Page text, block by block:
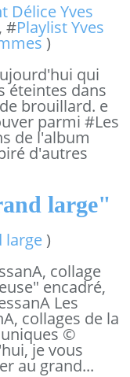
Délice Yves
, #Playlist Yves
)
qui
éteintes dans
brouillard. e
parmi #Les
de l'album
d'autres
large"
large )
collage
encadré,
Les
collages de la
©
je vous
au grand...